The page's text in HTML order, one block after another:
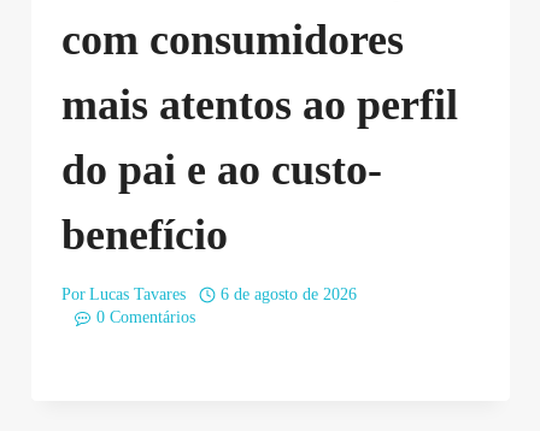
com consumidores
mais atentos ao perfil
do pai e ao custo-
benefício
Por Lucas Tavares
6 de agosto de 2026
0 Comentários